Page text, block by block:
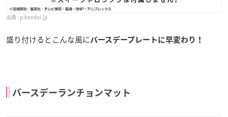
p-bandai.jp
盛り付けるとこんな風に バースデープレートに早変わり！
バースデーランチョンマット